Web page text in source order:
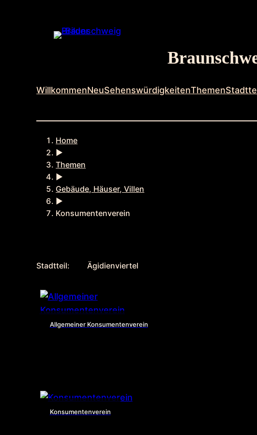
WillkommenNeuSehenswürdigkeitenThemen
Home
►
Themen
►
Gebäude, Häuser, Villen
►
Konsumentenverein
Stadtteil: Ägidienviertel
Allgemeiner Konsumentenverein
Konsumentenverein